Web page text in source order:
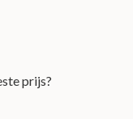
prijs?